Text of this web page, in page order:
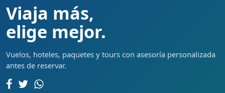
Viaja más,
elige mejor.
Vuelos, hoteles, paquetes y tours con asesoría personalizada
antes de reservar.